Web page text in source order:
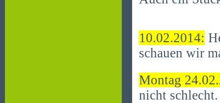
10.02.2014:
schauen wir
Montag
nicht